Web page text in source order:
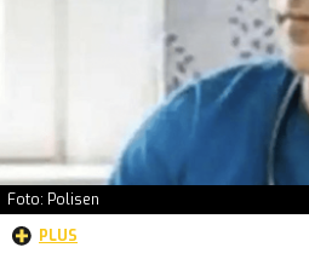
Foto: Polisen
PLUS